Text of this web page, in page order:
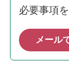
必要事項
メール